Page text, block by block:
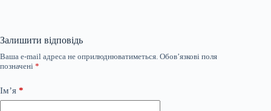
Залишити відповідь
Ваша e-mail адреса не оприлюднюватиметься. Обов’язкові поля
позначені *
Ім’я *